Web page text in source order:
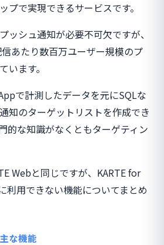
プで実現できるサービスです。
ッシュ通知が必要不可欠ですが、
あたり数百万ユーザー規模のプ
います。
で計測したデータを元にSQLな
知のターゲットリストを作成でき
的な知識がなくともターゲティン
Webと同じですが、KARTE for
利用できない機能についてまとめ
な機能